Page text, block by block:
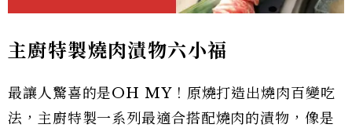
主廚特製燒肉漬物六小福
最讓人驚喜的是OH MY！原燒打造出燒肉百變吃
法，主廚特製一系列最適合搭配燒肉的漬物，像是